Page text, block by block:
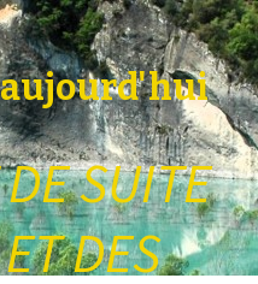
aujourd'hui
SUITE
DES